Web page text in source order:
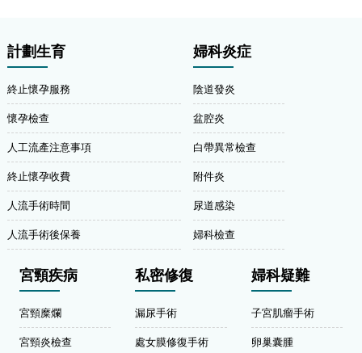
計劃生育
終止懷孕服務
懷孕檢查
人工流產注意事項
終止懷孕收費
人流手術時間
人流手術後保養
婦科炎症
陰道發炎
盆腔炎
白帶異常檢查
附件炎
尿道感染
婦科檢查
宮頸疾病
宮頸糜爛
宮頸炎檢查
私密修復
漏尿手術
處女膜修復手術
婦科疑難
子宮肌瘤手術
卵巢囊腫